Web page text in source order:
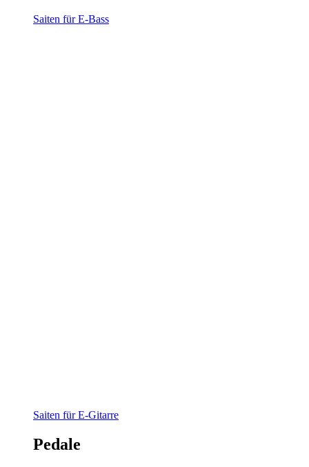
Saiten für E-Bass
Saiten für E-Gitarre
Pedale